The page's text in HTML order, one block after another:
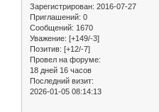
Зарегистрирован: 2016-07-27
Приглашений: 0
Сообщений: 1670
Уважение: [+149/-3]
Позитив: [+12/-7]
Провел на форуме:
18 дней 16 часов
Последний визит:
2026-01-05 08:14:13